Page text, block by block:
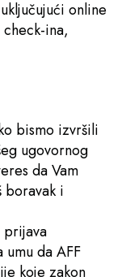
online
ina,
bismo izvršili
ugovornog
da Vam
boravak i
prijava
da AFF
koje zakon